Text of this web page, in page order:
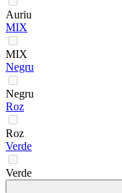
Auriu
MIX
MIX
Negru
Negru
Roz
Roz
Verde
Verde